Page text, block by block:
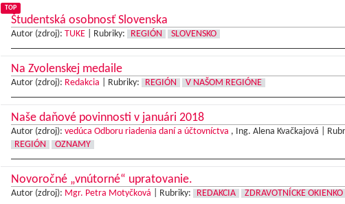
TOP
Študentská osobnosť Slovenska
Autor (zdroj): TUKE| Rubriky: REGIÓN SLOVENSKO
Na Zvolenskej medaile
Autor (zdroj): Redakcia Rubriky: REGIÓN V NAŠOM REGIÓNE
Naše daňové povinnosti v januári 2018
Autor (zdroj): vedúca Odboru riadenia daní a účtovníctva , Ing. Alena Kvačkajová |
REGIÓN
OZNAMY
Novoročné „vnútorné“ upratovanie.
Autor (zdroj): Mgr. Petra Motyčková Rubriky: REDAKCIA ZDRAVOTNÍCKE OKIENKO